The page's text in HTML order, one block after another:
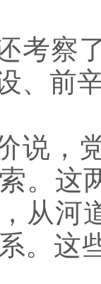
考察
、前
说，
。这
从河
。这